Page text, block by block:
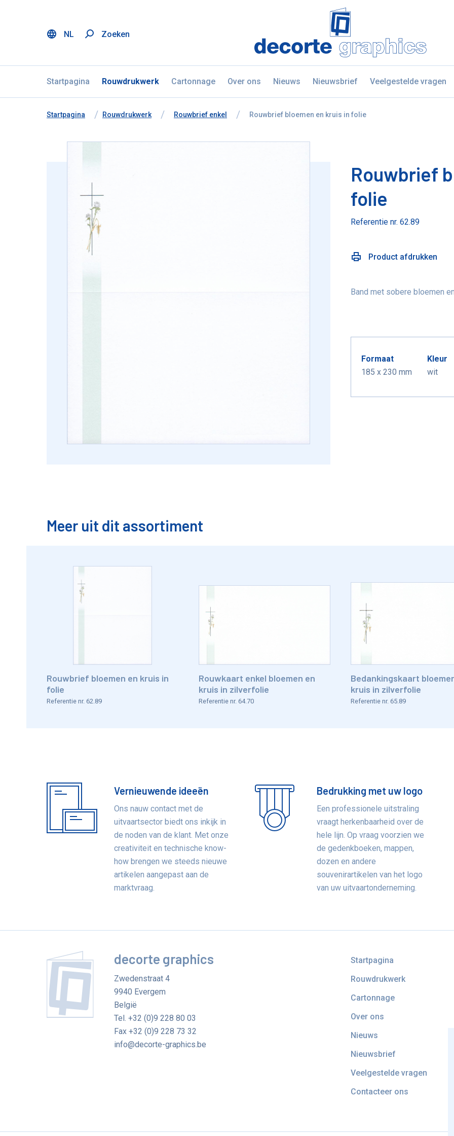
NL Zoeken
Fratello DEMO
Startpagina Rouwdrukwerk Cartonnage Over ons Nieuws Nieuwsbrief Veelgestelde vragen
U bevindt zich hier:
van
Startpagina naar
Rouwdrukwerk naar
Rouwbrief enkel naar
Rouwbrief bloemen en kruis in folie
Rouwbrief
folie
Referentie nr. 62.89
Product afdrukken
Band met sobere bloemen
Formaat
185 x 230 mm
Kleur
wit
Meer uit dit assortiment
Rouwbrief bloemen en kruis in
folie
Referentie nr. 62.89
Rouwkaart enkel bloemen en
kruis in zilverfolie
Referentie nr. 64.70
Bedankingskaart
kruis in zilverfolie
Referentie nr. 65.89
Voordelen Vernieuwende ideeën
Ons nauw contact met de
uitvaartsector biedt ons inkijk in
de noden van de klant. Met onze
creativiteit en technische know-
how brengen we steeds nieuwe
artikelen aangepast aan de
marktvraag.
Bedrukking met uw logo
Een professionele uitstraling
vraagt herkenbaarheid over de
hele lijn. Op vraag voorzien we
de gedenkboeken, mappen,
dozen en andere
souvenirartikelen van het logo
van uw uitvaartonderneming.
decorte graphics
Zwedenstraat 4
9940 Evergem
België
Tel.+32 (0)9 228 80 03
Fax+32 (0)9 228 73 32
info@decorte-graphics.be
Startpagina
Rouwdrukwerk
Cartonnage
Over ons
Nieuws
Nieuwsbrief
Veelgestelde vragen
Contacteer ons